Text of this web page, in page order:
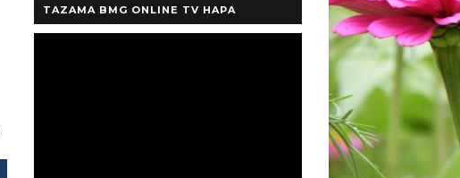
TAZAMA BMG ONLINE TV HAPA